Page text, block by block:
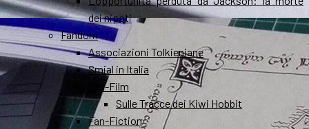
dei nipoti
Fandom
Associazioni Tolkieniane
Smial in Italia
Fan-Film
Sulle Tracce dei Kiwi Hobbit
Fan-Fiction